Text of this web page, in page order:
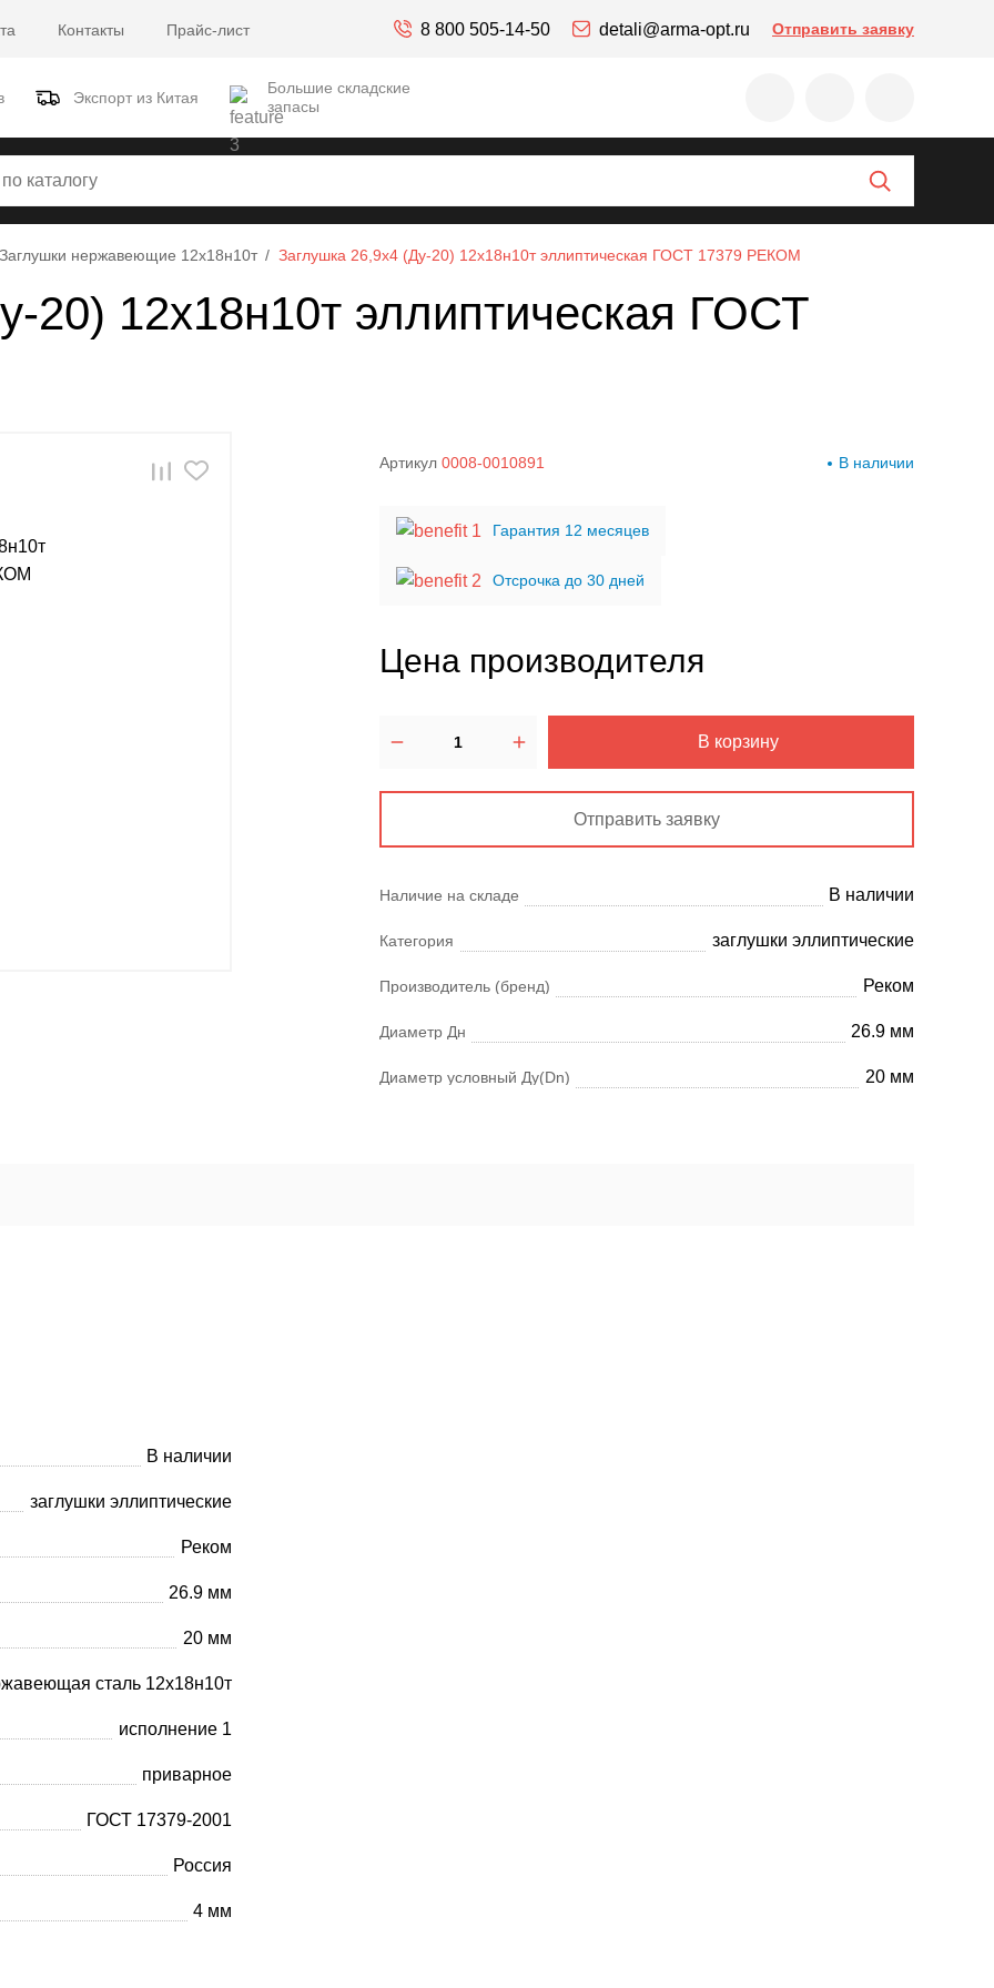
Контакты Прайс-лист 8 800 505-14-50 detali@arma-opt.ru Отправить заявку
Экспорт из Китая
Большие складские
запасы
Заглушки нержавеющие 12х18н10т Заглушка 26,9х4 (Ду-20) 12х18н10т эллиптическая ГОСТ 17379 РЕКОМ
20) 12х18н10т эллиптическая ГОСТ
Артикул 0008-0010891 В наличии
Гарантия 12 месяцев
Отсрочка до 30 дней
Цена производителя
В корзину
Отправить заявку
Наличие на складе В наличии
Категория заглушки эллиптические
Производитель (бренд) Реком
Диаметр Дн 26.9 мм
Диаметр условный Ду(Dn) 20 мм
В наличии
заглушки эллиптические
Реком
26.9 мм
20 мм
сталь 12х18н10т
исполнение 1
приварное
ГОСТ 17379-2001
Россия
4 мм